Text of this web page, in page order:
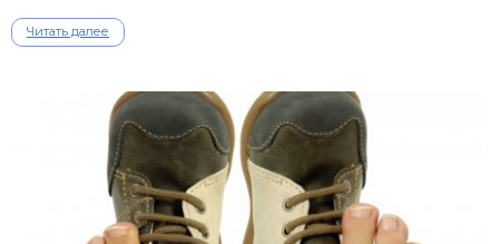
Читать далее